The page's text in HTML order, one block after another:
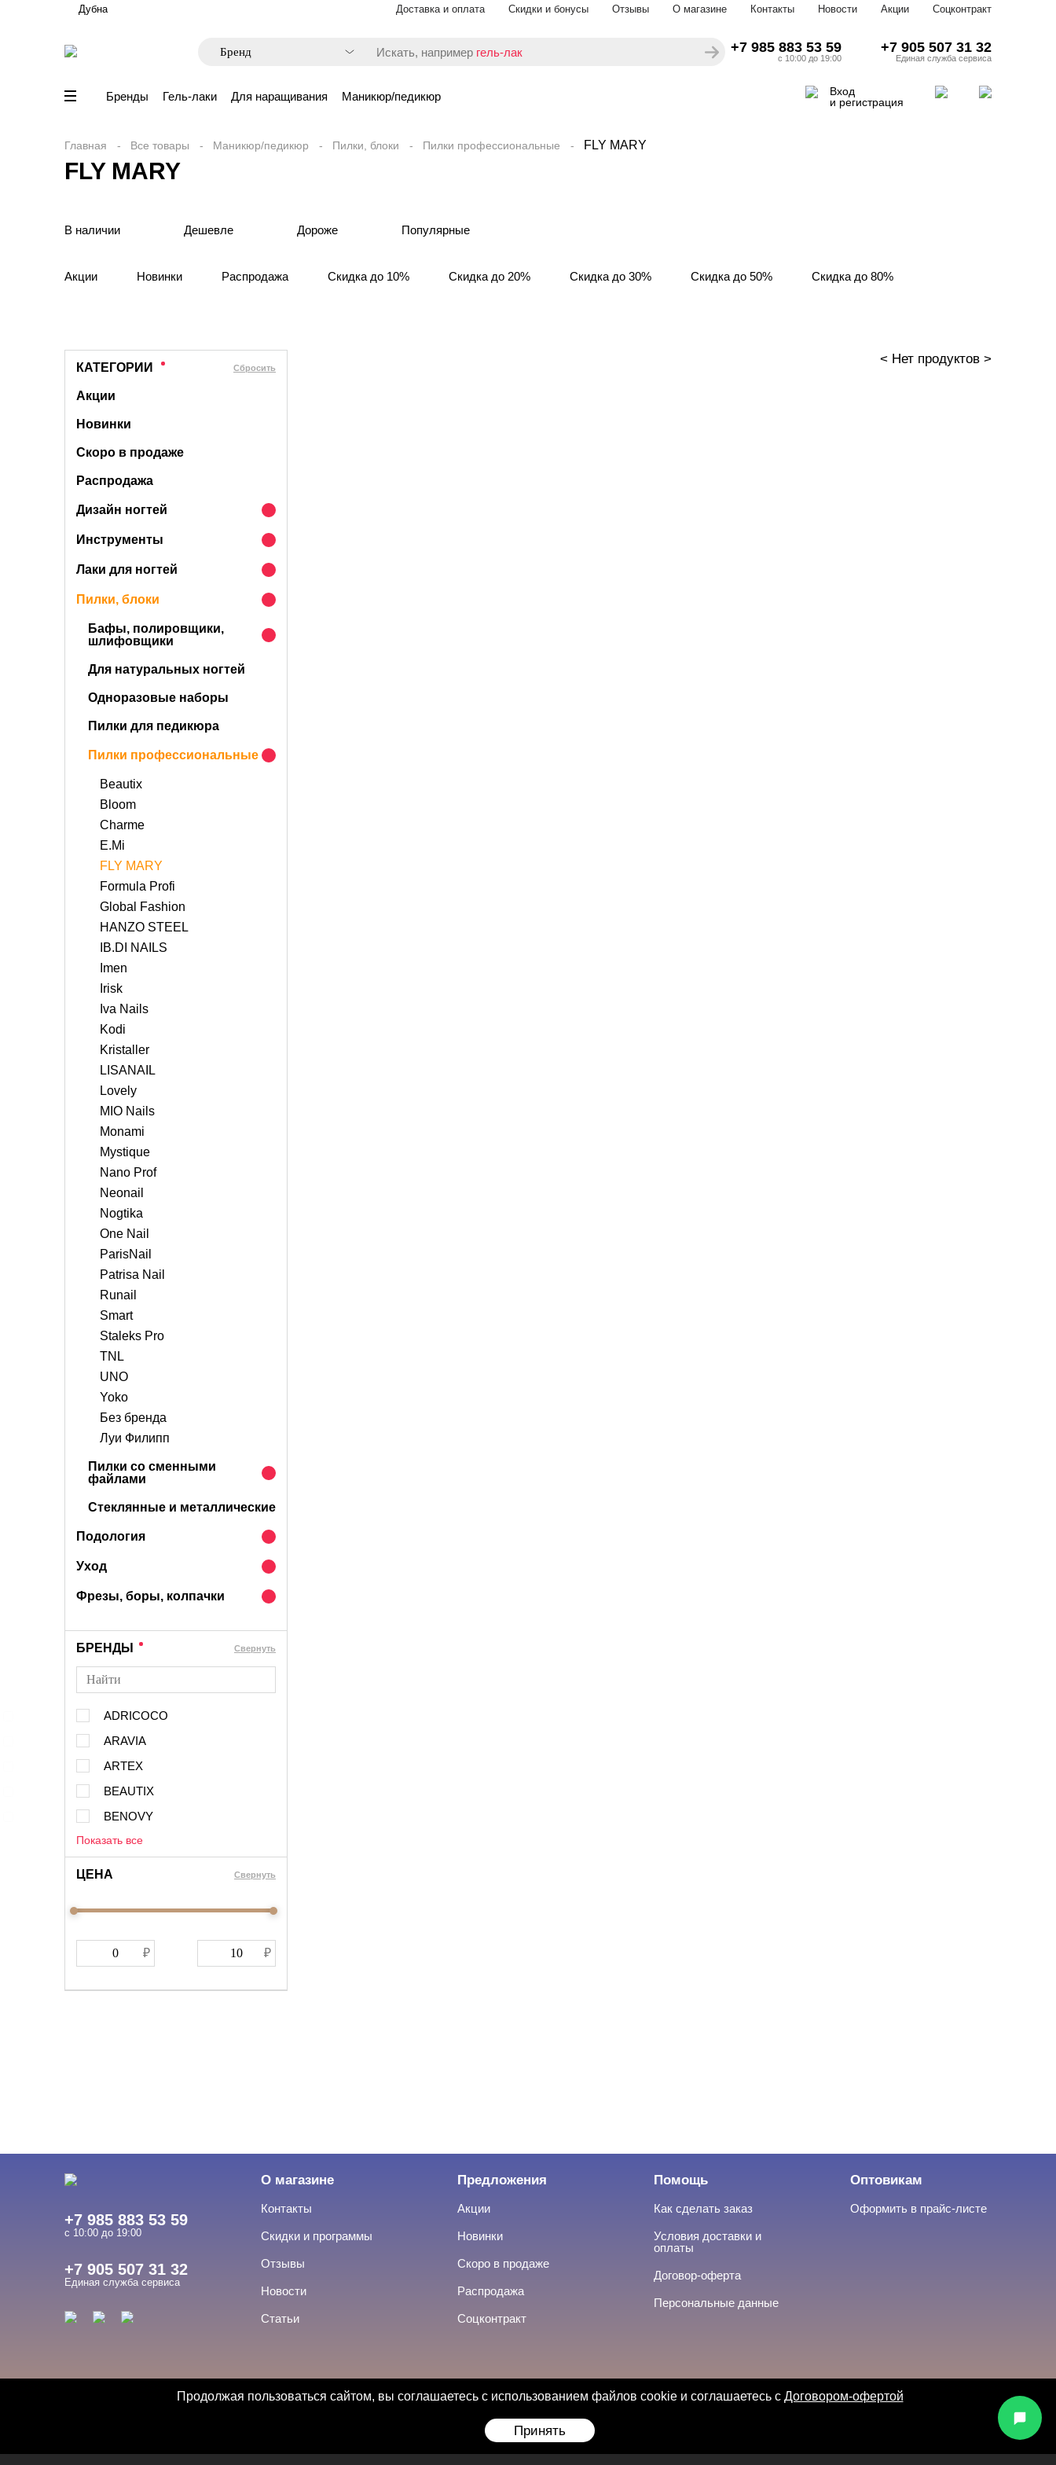
Дубна Доставка и оплата Скидки и бонусы Отзывы О магазине Контакты Новости Акции Соцконтракт
Искать, например гель-лак +7 985 883 53 59
с 10:00 до 19:00
+7 905 507 31 32
Единая служба сервиса
Бренды Гель-лаки Для наращивания Маникюр/педикюр
Вход
и регистрация
Главная Все товары Маникюр/педикюр Пилки, блоки Пилки профессиональные FLY MARY
FLY MARY
В наличии Дешевле Дороже Популярные
Акции Новинки Распродажа Скидка до 10% Скидка до 20% Скидка до 30% Скидка до 50% Скидка до 80%
КАТЕГОРИИ Cбросить
Акции
Новинки
Скоро в продаже
Распродажа
Дизайн ногтей
Инструменты
Лаки для ногтей
Пилки, блоки
Бафы, полировщики,
шлифовщики
Для натуральных ногтей
Одноразовые наборы
Пилки для педикюра
Пилки профессиональные
Beautix
Bloom
Charme
E.Mi
FLY MARY
Formula Profi
Global Fashion
HANZO STEEL
IB.DI NAILS
Imen
Irisk
Iva Nails
Kodi
Kristaller
LISANAIL
Lovely
MIO Nails
Monami
Mystique
Nano Prof
Neonail
Nogtika
One Nail
ParisNail
Patrisa Nail
Runail
Smart
Staleks Pro
TNL
UNO
Yoko
Без бренда
Луи Филипп
Пилки со сменными
файлами
Стеклянные и металлические
Подология
Уход
Фрезы, боры, колпачки
БРЕНДЫ Cвернуть
ADRICOCO
ARAVIA
ARTEX
BEAUTIX
BENOVY
Показать все
ЦЕНА Cвернуть
< Нет продуктов >
+7 985 883 53 59
с 10:00 до 19:00
+7 905 507 31 32
Единая служба сервиса
О магазине
Контакты
Скидки и программы
Отзывы
Новости
Статьи
Предложения
Акции
Новинки
Скоро в продаже
Распродажа
Соцконтракт
Помощь
Как сделать заказ
Условия доставки и
оплаты
Договор-оферта
Персональные данные
Оптовикам
Оформить в прайс-листе
Продолжая пользоваться сайтом, вы соглашаетесь с использованием файлов cookie и соглашаетесь с Договором-офертой
Принять